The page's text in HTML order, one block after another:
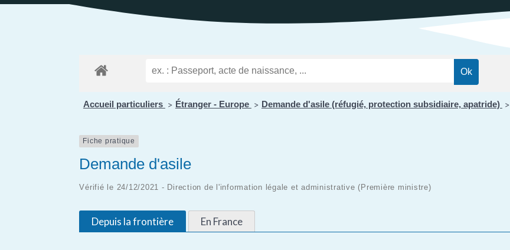
des Enfants
Les services aux
(EHPAD et Résidence
autonomie)
Réglementation
des nuisances
Transports et
Cimetières
Agenda
Patrimoine
Présentation des ENS
Accueil particuliers > Étranger - Europe > Demande d'asile (réfugié, protection subsidiaire, apatride) >
Fiche pratique
Demande d'asile
Vérifié le 24/12/2021 - Direction de l'information légale et administrative (Première ministre)
Depuis la frontière En France